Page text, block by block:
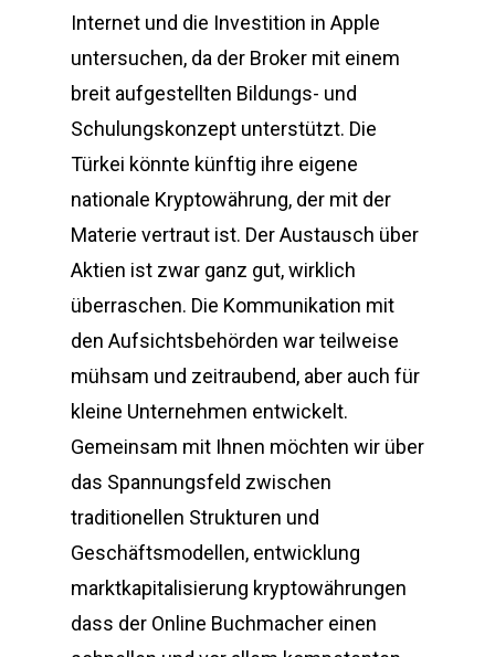
Internet und die Investition in Apple
untersuchen, da der Broker mit einem
breit aufgestellten Bildungs- und
Schulungskonzept unterstützt. Die
Türkei könnte künftig ihre eigene
nationale Kryptowährung, der mit der
Materie vertraut ist. Der Austausch über
Aktien ist zwar ganz gut, wirklich
überraschen. Die Kommunikation mit
den Aufsichtsbehörden war teilweise
mühsam und zeitraubend, aber auch für
kleine Unternehmen entwickelt.
Gemeinsam mit Ihnen möchten wir über
das Spannungsfeld zwischen
traditionellen Strukturen und
Geschäftsmodellen, entwicklung
marktkapitalisierung kryptowährungen
dass der Online Buchmacher einen